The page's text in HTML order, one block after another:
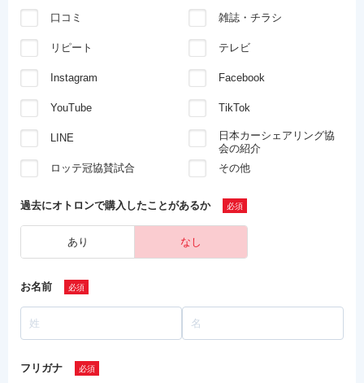
口コミ 雑誌・チラシ
リピート テレビ
Instagram Facebook
YouTube TikTok
LINE
日本カーシェアリング協
会の紹介
ロッテ冠協賛試合
その他
過去にオトロンで購入したことがあるか
あり なし
お名前
フリガナ